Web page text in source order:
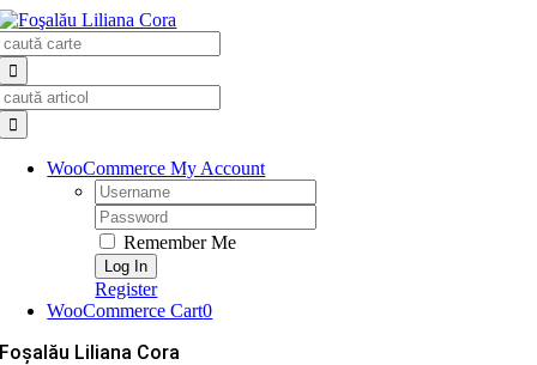
Skip
to
content
WooCommerce My Account
Username:
Password:
Remember Me
Register
WooCommerce Cart0
Foşalău Liliana Cora